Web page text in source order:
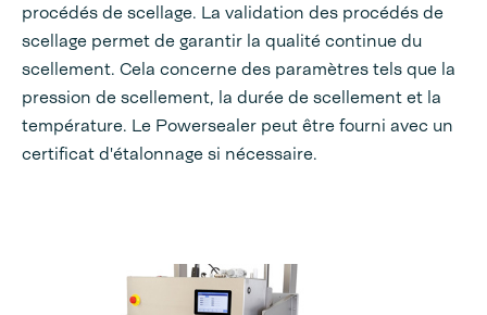
procédés de scellage. La validation des procédés de
scellage permet de garantir la qualité continue du
scellement. Cela concerne des paramètres tels que la
pression de scellement, la durée de scellement et la
température. Le Powersealer peut être fourni avec un
certificat d'étalonnage si nécessaire.